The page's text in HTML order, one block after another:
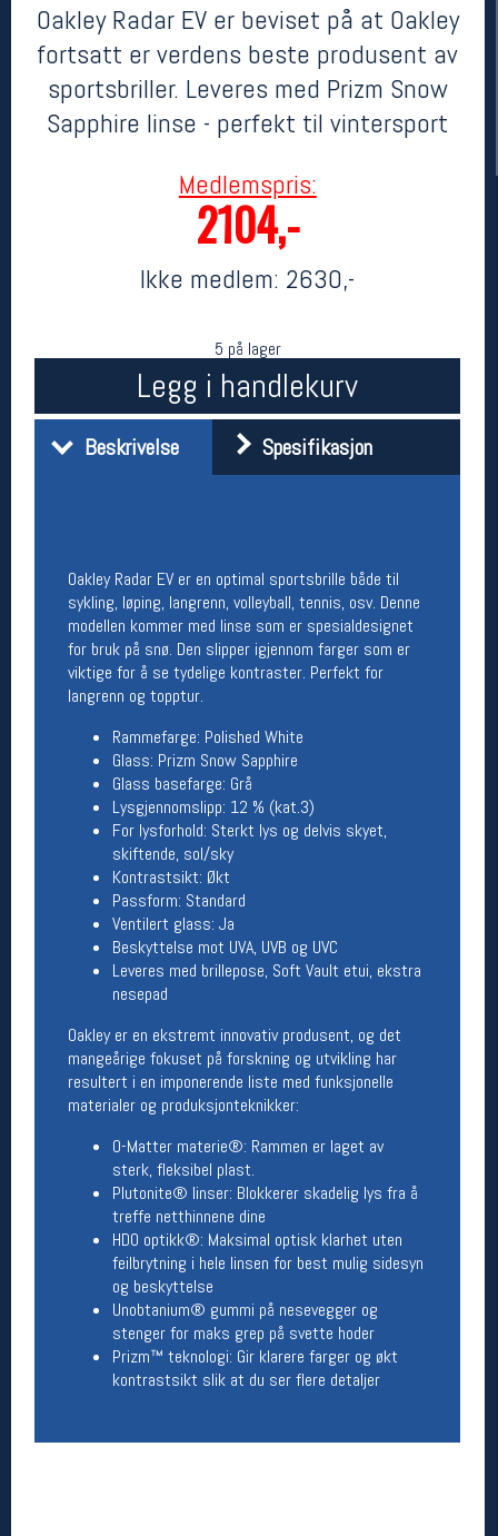
Oakley Radar EV er beviset på at Oakley
fortsatt er verdens beste produsent av
sportsbriller. Leveres med Prizm Snow
Sapphire linse - perfekt til vintersport
Medlemspris:
2104,-
Ikke medlem: 2630,-
5 på lager
Legg i handlekurv
Beskrivelse Spesifikasjon
Oakley Radar EV er en optimal sportsbrille både til
sykling, løping, langrenn, volleyball, tennis, osv. Denne
modellen kommer med linse som er spesialdesignet
for bruk på snø. Den slipper igjennom farger som er
viktige for å se tydelige kontraster. Perfekt for
langrenn og topptur.
Rammefarge: Polished White
Glass: Prizm Snow Sapphire
Glass basefarge: Grå
Lysgjennomslipp: 12 % (kat.3)
For lysforhold: Sterkt lys og delvis skyet,
skiftende, sol/sky
Kontrastsikt: Økt
Passform: Standard
Ventilert glass: Ja
Beskyttelse mot UVA, UVB og UVC
Leveres med brillepose, Soft Vault etui, ekstra
nesepad
Oakley er en ekstremt innovativ produsent, og det
mangeårige fokuset på forskning og utvikling har
resultert i en imponerende liste med funksjonelle
materialer og produksjonteknikker:
O-Matter materie®: Rammen er laget av
sterk, fleksibel plast.
Plutonite® linser: Blokkerer skadelig lys fra å
treffe netthinnene dine
HDO optikk®: Maksimal optisk klarhet uten
feilbrytning i hele linsen for best mulig sidesyn
og beskyttelse
Unobtanium® gummi på nesevegger og
stenger for maks grep på svette hoder
Prizm™ teknologi: Gir klarere farger og økt
kontrastsikt slik at du ser flere detaljer
Torggata 20
Telefon: 23 32 62 00
(telefontid man-fredag klokken 10-13)
Vis i kart
Åpningstider butikk
Man-Fredag:
11-18
Lørdag:
11-16
Magasinet
Medlemstilbud og aktiviteter
MELD DEG INN GRATIS
Åpningstider verkstedet
Man-Fredag:
Lørdag:
Om verkstedet
For å bestille time må du logge inn i
nettbutikken og trykke på den nederste blå
Betingelser
Salgsbetingelser
Personsvernerklæring
Informasjonskapsler
Bærekraft
Org. nr: 976754360
Ledige stillinger
Ledige stillinger
Følg oss på